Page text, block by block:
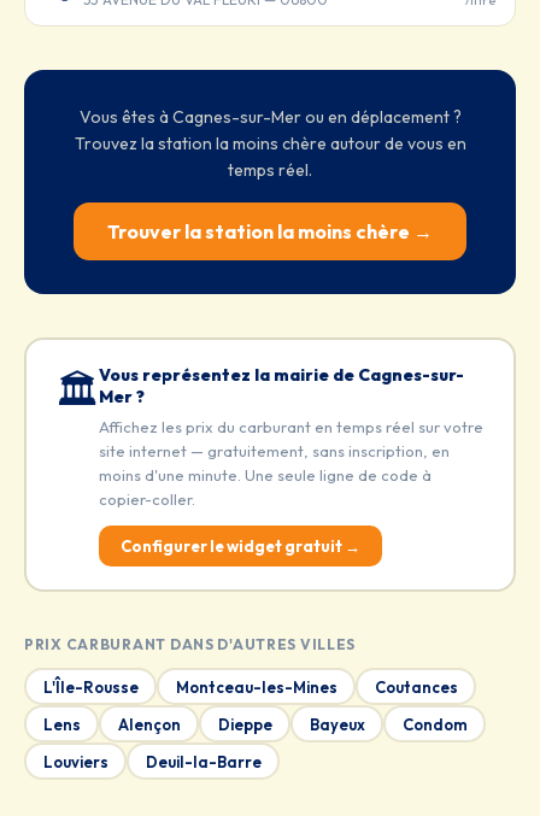
Vous êtes à Cagnes-sur-Mer ou en déplacement ?
Trouvez la station la moins chère autour de vous en
temps réel.
Trouver la station la moins chère →
🏛️Vous représentez la mairie de Cagnes-sur-
Mer ?
Affichez les prix du carburant en temps réel sur votre
site internet — gratuitement, sans inscription, en
moins d'une minute. Une seule ligne de code à
copier-coller.
Configurer le widget gratuit →
PRIX CARBURANT DANS D'AUTRES VILLES
L'Île-Rousse Montceau-les-Mines
Coutances
Lens
Alençon Dieppe Bayeux
Condom
Louviers
Deuil-la-Barre